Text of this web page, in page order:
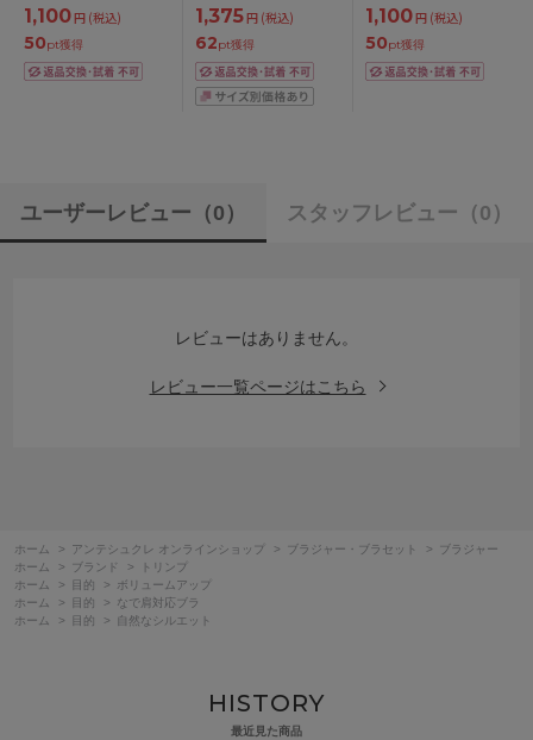
1,100円 (税込)
50pt獲得
1,375円 (税込)
62pt獲得
1,100円 (税込)
50pt獲得
ユーザーレビュー （0） スタッフレビュー （0）
レビューはありません。
レビュー一覧ページはこちら
ホーム > アンテシュクレ オンラインショップ > ブラジャー・ブラセット >
ブラジャー
ホーム
> ブランド >
トリンプ
ホーム
> 目的 >
ボリュームアップ
ホーム
> 目的 >
なで肩対応ブラ
ホーム
> 目的 > 自然なシルエット
HISTORY
最近見た商品